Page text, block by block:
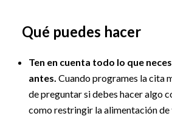
Qué puedes hacer
Ten en cuenta todo lo que
antes. Cuando programes la cita
de preguntar si debes hacer algo
como restringir la alimentación de